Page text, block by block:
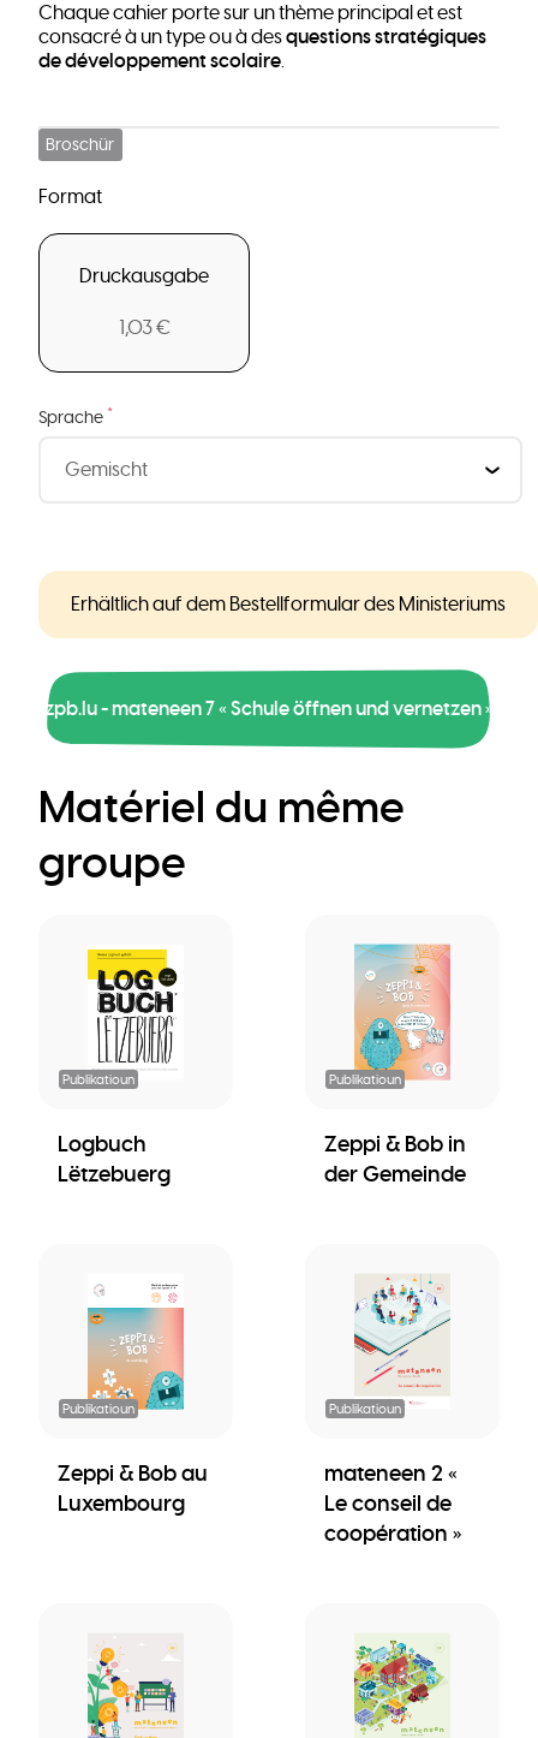
Chaque cahier porte sur un thème principal et est
consacré à un type ou à desquestions stratégiques
de développement scolaire.
Broschür
Format
Druckausgabe
1,03 €
Sprache *
Erhältlich auf dem Bestellformular des Ministeriums
zpb.lu - mateneen 7 « Schule öffnen und vernetzen »
Matériel du même
groupe
Publikatioun
Logbuch
Lëtzebuerg
Publikatioun
Zeppi & Bob in
der Gemeinde
Publikatioun
Zeppi & Bob au
Luxembourg
Publikatioun
mateneen 2 «
Le conseil de
coopération »